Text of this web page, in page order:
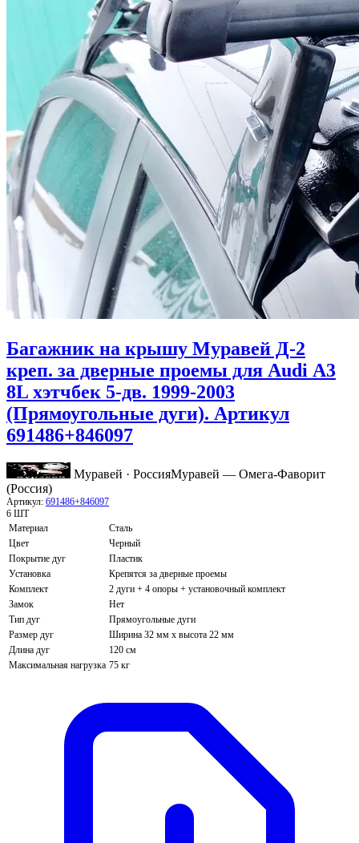
Багажник на крышу Муравей Д-2
креп. за дверные проемы для Audi А3
8L хэтчбек 5-дв. 1999-2003
(Прямоугольные дуги). Артикул
691486+846097
Муравей · РоссияМуравей — Омега-Фаворит
(Россия)
Артикул: 691486+846097
6 ШТ
Материал
Сталь
Цвет
Черный
Покрытие дуг
Пластик
Установка
Крепятся за дверные проемы
Комплект
2 дуги + 4 опоры + установочный комплект
Замок
Нет
Тип дуг
Прямоугольные дуги
Размер дуг
Ширина 32 мм х высота 22 мм
Длина дуг
120 см
Максимальная нагрузка 75 кг